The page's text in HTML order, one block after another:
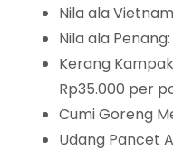
Nila ala
Nila ala
Kerang
Rp35.000 per
Cumi Goreng
Udang Pancet